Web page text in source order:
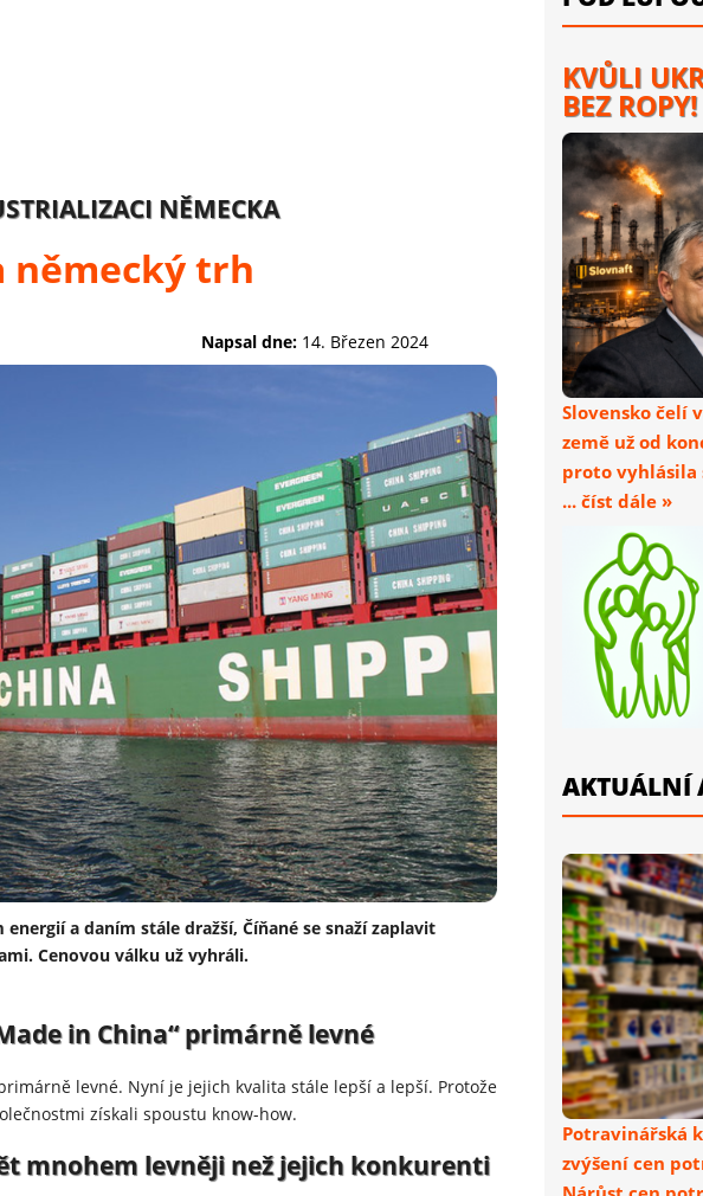
NĚMECKA
německý trh
Napsal dne: 14. Březen 2024
a daním stále dražší, Číňané se snaží zaplavit
Cenovou válku už vyhráli.
in China“ primárně levné
levné. Nyní je jejich kvalita stále lepší a lepší. Protože
získali spoustu know-how.
mnohem levněji než jejich konkurenti
KVŮLI
BEZ ROPY!
Slovensko čelí
země už od
proto vyhlásila
... číst dále »
AKTUÁLNÍ
Potravinářská
zvýšení cen